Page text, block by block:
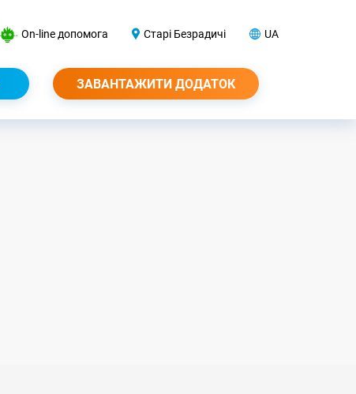
On-line допомога Старі Безрадичі UA
ЗАВАНТАЖИТИ ДОДАТОК